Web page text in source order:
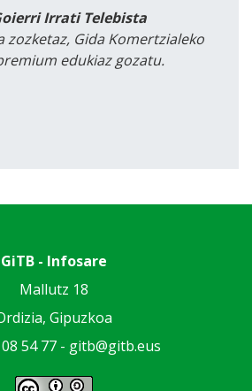
Irrati Telebista
zozketaz, Gida Komertzialeko
edukiaz gozatu.
GiTB - Infosare
Mallutz 18
Gipuzkoa
54 77 - gitb@gitb.eus